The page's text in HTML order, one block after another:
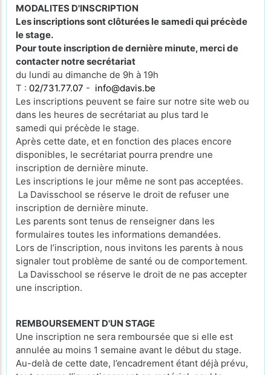
MODALITES D'INSCRIPTION
Les inscriptions sont clôturées le samedi qui précède
le stage.
Pour toute inscription de dernière minute, merci de
contacter notre secrétariat
du lundi au dimanche de 9h à 19h
T : 02/731.77.07 - info@davis.be
Les inscriptions peuvent se faire sur notre site web ou
dans les heures de secrétariat au plus tard le
samedi qui précède le stage.
Après cette date, et en fonction des places encore
disponibles, le secrétariat pourra prendre une
inscription de dernière minute.
Les inscriptions le jour même ne sont pas acceptées.
La Davisschool se réserve le droit de refuser une
inscription de dernière minute.
Les parents sont tenus de renseigner dans les
formulaires toutes les informations demandées.
Lors de l’inscription, nous invitons les parents à nous
signaler tout problème de santé ou de comportement.
La Davisschool se réserve le droit de ne pas accepter
une inscription.
REMBOURSEMENT D'UN STAGE
Une inscription ne sera remboursée que si elle est
annulée au moins 1 semaine avant le début du stage.
Au-delà de cette date, l’encadrement étant déjà prévu,